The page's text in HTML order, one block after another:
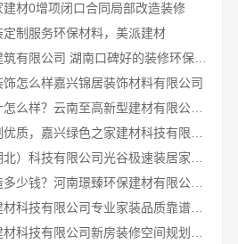
材0增项闭口合同局部改造装修
定制服务环保材料，美派建材
湖南创益讯建筑有限公司 湖南口碑好的装修环保材料全包公司
怎么样嘉兴锦居装饰材料有限公司
滇中家装设计怎么样？云南至高新型建材有限公司专业靠谱
濮阳旧房改造多少钱？河南璟臻环保建材有限公司透明报价
嘉兴美居乐建材科技有限公司专业家装品质靠谱有保障